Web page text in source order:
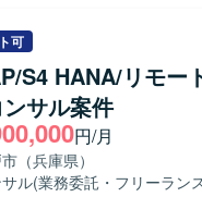
【求める人物像】 多くの関係者と連携しながら業務を進められるコ
ケーション力をお持ちの方
議しながら解決に導ける主
ョンの魅力】 大規模な
タ移行および移行設計に
んだプロジェクトの推進
リア形成にもつながります。 【開発環境】 SAP S/4HANAを
可
S4 HANA/リモ
サル案件
円/月
（兵庫県）
ル(業務委託・フリーラン